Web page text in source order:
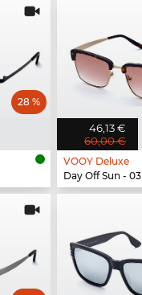
28 %
46,13 €
60,00 €
VOOY Deluxe
Day Off Sun - 03